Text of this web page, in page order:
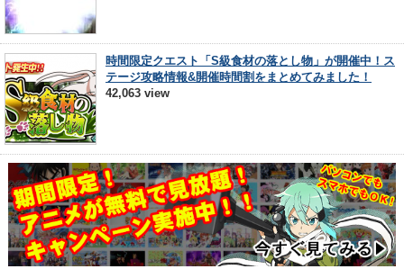
時間限定クエスト「S級食材の落とし物」が開催中！ス
テージ攻略情報&開催時間割をまとめてみました！
42,063 view